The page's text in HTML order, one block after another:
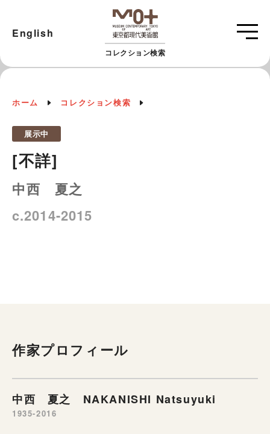
コレクション検索
English
ホーム コレクション検索
展示中
[不詳]
中西 夏之
c.2014-2015
作家プロフィール
中西 夏之 NAKANISHI Natsuyuki
1935-2016